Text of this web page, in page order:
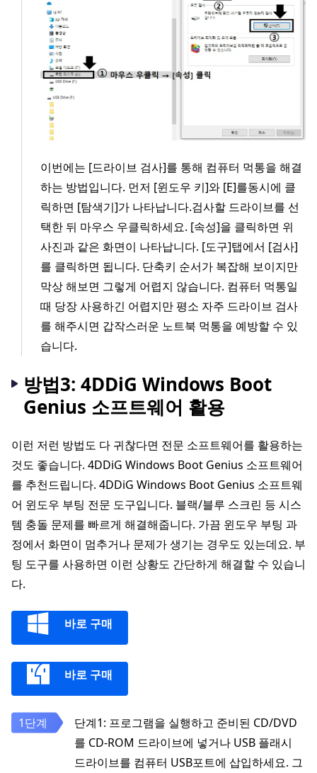
이번에는 [드라이브 검사]를 통해 컴퓨터 먹통을 해결
하는 방법입니다. 먼저 [윈도우 키]와 [E]를동시에 클
릭하면 [탐색기]가 나타납니다.검사할 드라이브를 선
택한 뒤 마우스 우클릭하세요. [속성]을 클릭하면 위
사진과 같은 화면이 나타납니다. [도구]탭에서 [검사]
를 클릭하면 됩니다. 단축키 순서가 복잡해 보이지만
막상 해보면 그렇게 어렵지 않습니다. 컴퓨터 먹통일
때 당장 사용하긴 어렵지만 평소 자주 드라이브 검사
를 해주시면 갑작스러운 노트북 먹통을 예방할 수 있
습니다.
방법3: 4DDiG Windows Boot
Genius 소프트웨어 활용
이런 저런 방법도 다 귀찮다면 전문 소프트웨어를 활용하는
것도 좋습니다. 4DDiG Windows Boot Genius 소프트웨어
를 추천드립니다. 4DDiG Windows Boot Genius 소프트웨
어 윈도우 부팅 전문 도구입니다. 블랙/블루 스크린 등 시스
템 충돌 문제를 빠르게 해결해줍니다. 가끔 윈도우 부팅 과
정에서 화면이 멈추거나 문제가 생기는 경우도 있는데요. 부
팅 도구를 사용하면 이런 상황도 간단하게 해결할 수 있습니
다.
바로 구매
바로 구매
단계1: 프로그램을 실행하고 준비된 CD/DVD
를 CD-ROM 드라이브에 넣거나 USB 플래시
드라이브를 컴퓨터 USB포트에 삽입하세요. 그